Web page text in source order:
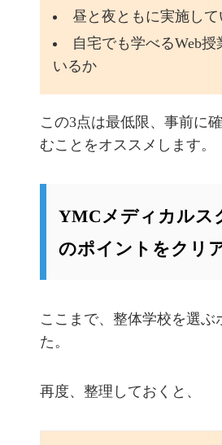
昼と夜ともに実施し
自宅でも学べるWeb
いるか
この3点は最低限、事前に
むことをオススメします。
YMCメディカルス
のポイントをクリ
ここまで、整体学校を選ぶ
た。
再度、整理しておくと、